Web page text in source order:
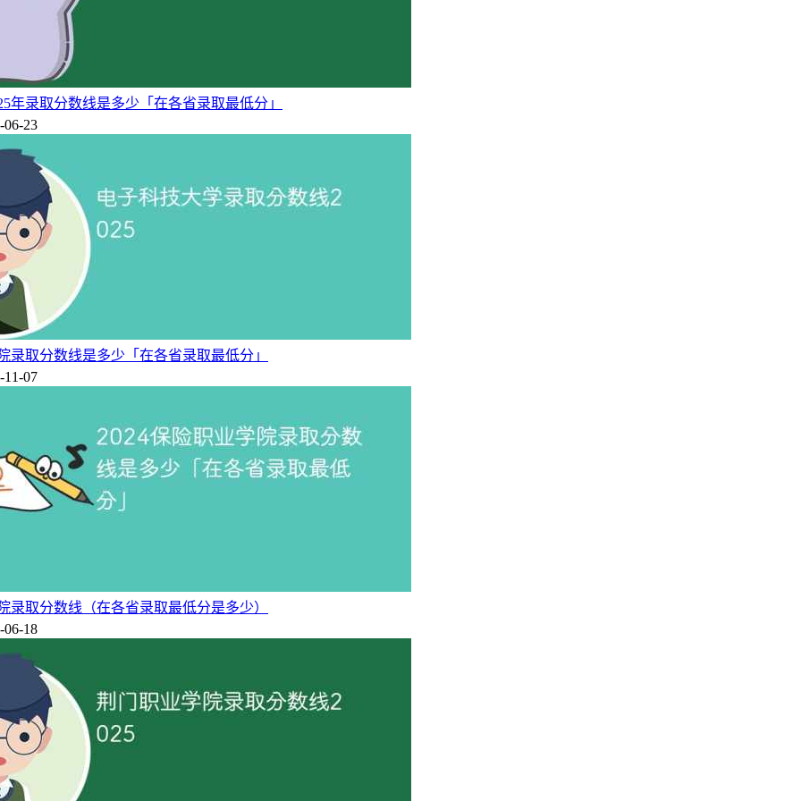
学科门类的综合性大学，是国家“211工程”重点建设院校和国家“双一流”建设高校，入选教育部基础学科系列“101计划”。学
。学校占地面积2222亩，校舍建筑面积73万平方米。
办学项目4个，设有联合国地球宪章教育中心，与37个国家的173所高等院校和研究机构建立了长期稳定的合作关系。精心
达喀尔大学共建孔子学院。
年录取分数线是多少「在各省录取最低分」
06-23
录取分数线是多少「在各省录取最低分」
11-07
录取分数线（在各省录取最低分是多少）
06-18